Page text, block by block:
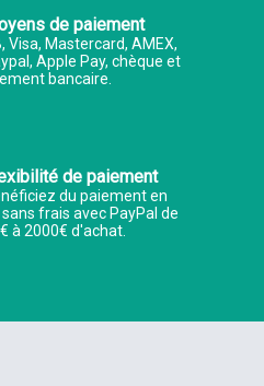
de paiement
Visa, Mastercard, AMEX,
Apple Pay, chèque et
bancaire.
de paiement
du paiement en
frais avec PayPal de
à 2000€ d'achat.